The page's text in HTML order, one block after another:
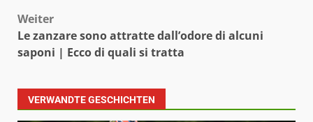
Weiter
Le zanzare sono attratte dall’odore di alcuni
saponi | Ecco di quali si tratta
VERWANDTE GESCHICHTEN